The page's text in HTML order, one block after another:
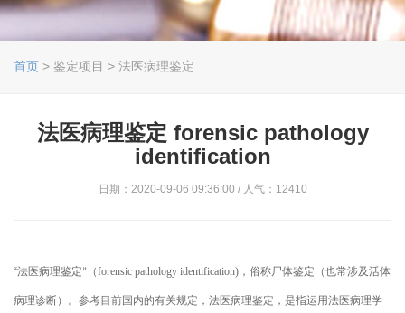
首页 > 鉴定项目 > 法医病理鉴定
法医病理鉴定 forensic pathology
identification
日期：2020-09-06 09:36:00 / 人气：12410
“法医病理鉴定” （forensic pathology identification)，俗称尸体鉴定（也常涉及活体
病理诊断）。参考目前国内的有关规定，法医病理鉴定，是指运用法医病理学